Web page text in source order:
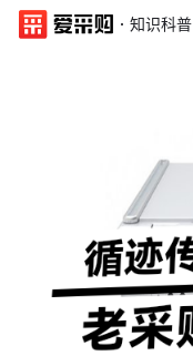
· 知识科普